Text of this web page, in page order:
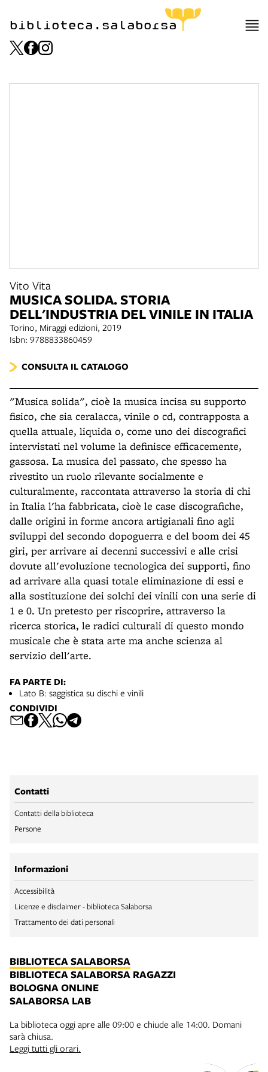
biblioteca.salaborsa
Vito Vita
MUSICA SOLIDA. STORIA
DELL'INDUSTRIA DEL VINILE IN ITALIA
Torino, Miraggi edizioni, 2019
Isbn: 9788833860459
CONSULTA IL CATALOGO
"Musica solida", cioè la musica incisa su supporto
fisico, che sia ceralacca, vinile o cd, contrapposta a
quella attuale, liquida o, come uno dei discografici
intervistati nel volume la definisce efficacemente,
gassosa. La musica del passato, che spesso ha
rivestito un ruolo rilevante socialmente e
culturalmente, raccontata attraverso la storia di chi
in Italia l'ha fabbricata, cioè le case discografiche,
dalle origini in forme ancora artigianali fino agli
sviluppi del secondo dopoguerra e del boom dei 45
giri, per arrivare ai decenni successivi e alle crisi
dovute all'evoluzione tecnologica dei supporti, fino
ad arrivare alla quasi totale eliminazione di essi e
alla sostituzione dei solchi dei vinili con una serie di
1 e 0. Un pretesto per riscoprire, attraverso la
ricerca storica, le radici culturali di questo mondo
musicale che è stata arte ma anche scienza al
servizio dell'arte.
FA PARTE DI:
Lato B: saggistica su dischi e vinili
CONDIVIDI
Contatti
Contatti della biblioteca
Persone
Informazioni
Accessibilità
Licenze e disclaimer - biblioteca Salaborsa
Trattamento dei dati personali
BIBLIOTECA SALABORSA
BIBLIOTECA SALABORSA RAGAZZI
BOLOGNA ONLINE
SALABORSA LAB
La biblioteca oggi apre alle 09:00 e chiude alle 14:00. Domani
sarà chiusa.
Leggi tutti gli orari.